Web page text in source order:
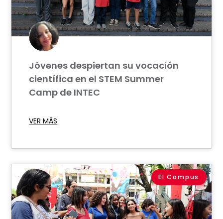
Jóvenes despiertan su vocación
científica en el STEM Summer
Camp de INTEC
VER MÁS
El Campus